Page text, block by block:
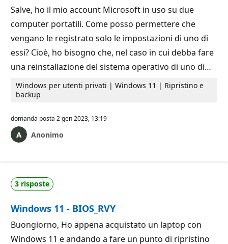
Salve, ho il mio account Microsoft in uso su due
computer portatili. Come posso permettere che
vengano le registrato solo le impostazioni di uno di
essi? Cioè, ho bisogno che, nel caso in cui debba fare
una reinstallazione del sistema operativo di uno di…
Windows per utenti privati | Windows 11 | Ripristino e
backup
domanda posta 2 gen 2023, 13:19
Anonimo
3 risposte
Windows 11 - BIOS_RVY
Buongiorno, Ho appena acquistato un laptop con
Windows 11 e andando a fare un punto di ripristino